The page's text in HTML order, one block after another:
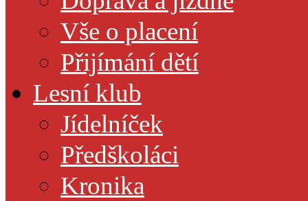
Vše o placení
Přijímání dětí
Lesní klub
Jídelníček
Předškoláci
Kronika